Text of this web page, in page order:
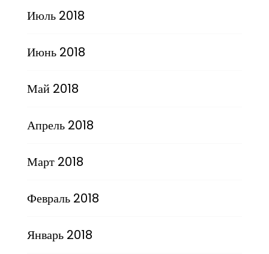
Июль 2018
Июнь 2018
Май 2018
Апрель 2018
Март 2018
Февраль 2018
Январь 2018